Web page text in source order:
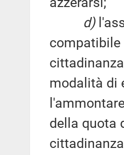
d)
compatibile
modalità di
della quota